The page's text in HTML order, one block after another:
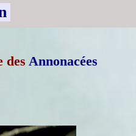
des Annonacées